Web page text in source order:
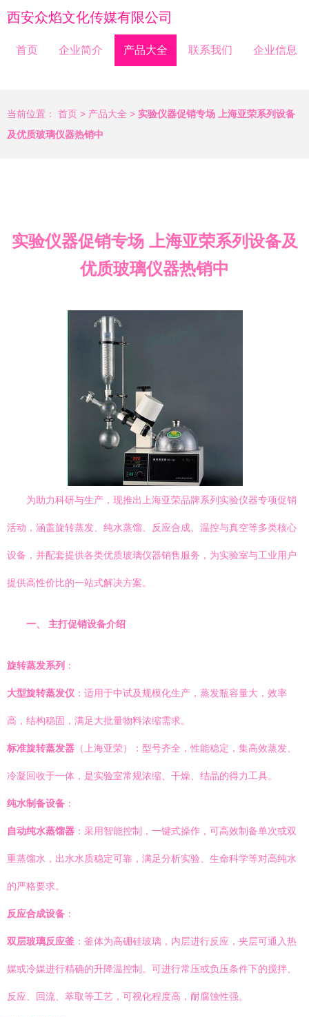
西安众焰文化传媒有限公司
首页 企业简介 产品大全 联系我们 企业信息
当前位置： 首页 > 产品大全 > 实验仪器促销专场 上海亚荣系列设备
及优质玻璃仪器热销中
实验仪器促销专场 上海亚荣系列设备及
优质玻璃仪器热销中
为助力科研与生产，现推出上海亚荣品牌系列实验仪器专项促销
活动，涵盖旋转蒸发、纯水蒸馏、反应合成、温控与真空等多类核心
设备，并配套提供各类优质玻璃仪器销售服务，为实验室与工业用户
提供高性价比的一站式解决方案。
一、 主打促销设备介绍
旋转蒸发系列 ：
大型旋转蒸发仪 ：适用于中试及规模化生产，蒸发瓶容量大，效率
高，结构稳固，满足大批量物料浓缩需求。
标准旋转蒸发器 （上海亚荣）：型号齐全，性能稳定，集高效蒸发、
冷凝回收于一体，是实验室常规浓缩、干燥、结晶的得力工具。
纯水制备设备 ：
自动纯水蒸馏器 ：采用智能控制，一键式操作，可高效制备单次或双
重蒸馏水，出水水质稳定可靠，满足分析实验、生命科学等对高纯水
的严格要求。
反应合成设备 ：
双层玻璃反应釜 ：釜体为高硼硅玻璃，内层进行反应，夹层可通入热
媒或冷媒进行精确的升降温控制。可进行常压或负压条件下的搅拌、
反应、回流、萃取等工艺，可视化程度高，耐腐蚀性强。